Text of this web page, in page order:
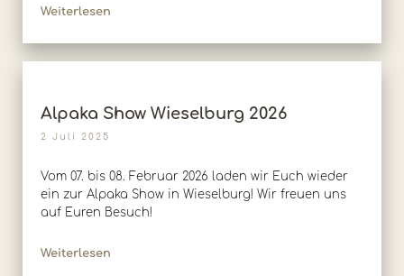
Weiterlesen
Alpaka Show Wieselburg 2026
2 Juli 2025
Vom 07. bis 08. Februar 2026 laden wir Euch wieder
ein zur Alpaka Show in Wieselburg! Wir freuen uns
auf Euren Besuch!
Weiterlesen